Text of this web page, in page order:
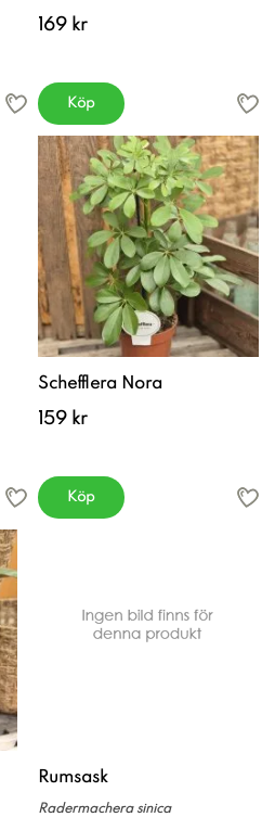
169 kr
Köp
Schefflera Nora
159 kr
Köp
Rumsask
Radermachera sinica